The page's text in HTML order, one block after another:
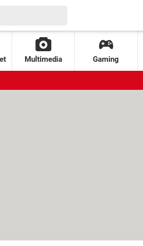
Multimedia Gaming